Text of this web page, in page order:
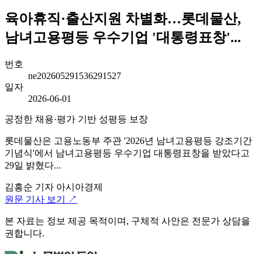
육아휴직·출산지원 차별화…롯데물산,
남녀고용평등 우수기업 '대통령표창'...
번호
ne202605291536291527
일자
2026-06-01
공정한 채용·평가 기반 성평등 보장
롯데물산은 고용노동부 주관 '2026년 남녀고용평등 강조기간
기념식'에서 남녀고용평등 우수기업 대통령표창을 받았다고
29일 밝혔다...
김흥순 기자 아시아경제
원문 기사 보기 ↗
본 자료는 정보 제공 목적이며, 구체적 사안은 전문가 상담을
권합니다.